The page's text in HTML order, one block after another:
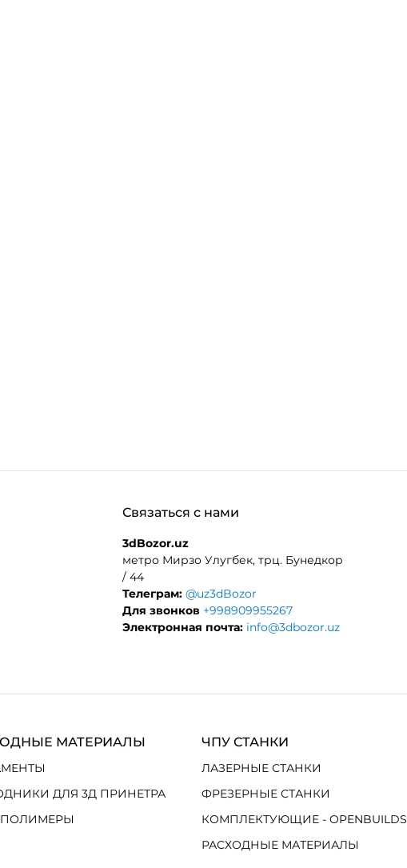
Связаться с нами
3dBozor.uz
метро Мирзо Улугбек, трц. Бунедкор
/ 44
Телеграм: @uz3dBozor
Для звонков +998909955267
Электронная почта: info@3dbozor.uz
МАТЕРИАЛЫ
ДЛЯ 3Д ПРИНЕТРА
ЧПУ СТАНКИ
ЛАЗЕРНЫЕ СТАНКИ
ФРЕЗЕРНЫЕ СТАНКИ
КОМПЛЕКТУЮЩИЕ - OPENBUILDS
РАСХОДНЫЕ МАТЕРИАЛЫ